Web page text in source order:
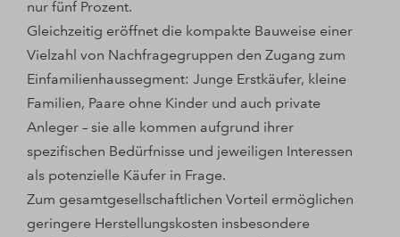
nur fünf Prozent.
Gleichzeitig eröffnet die kompakte Bauweise einer
Vielzahl von Nachfragegruppen den Zugang zum
Einfamilienhaussegment: Junge Erstkäufer, kleine
Familien, Paare ohne Kinder und auch private
Anleger – sie alle kommen aufgrund ihrer
spezifischen Bedürfnisse und jeweiligen Interessen
als potenzielle Käufer in Frage.
Zum gesamtgesellschaftlichen Vorteil ermöglichen
geringere Herstellungskosten insbesondere